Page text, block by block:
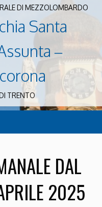
DI MEZZOLOMBARDO
Santa
–
TRENTO
DAL
2025